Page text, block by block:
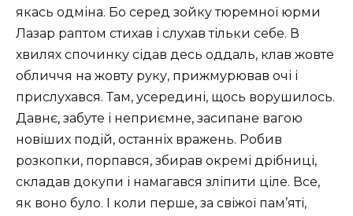
якась одміна. Бо серед зойку тюремної юрми
Лазар раптом стихав і слухав тільки себе. В
хвилях спочинку сідав десь оддаль, клав жовте
обличчя на жовту руку, прижмурював очі і
прислухався. Там, усередині, щось ворушилось.
Давнє, забуте і неприємне, засипане вагою
новіших подій, останніх вражень. Робив
розкопки, порпався, збирав окремі дрібниці,
складав докупи і намагався зліпити ціле. Все,
як воно було. І коли перше, за свіжої пам’яті,